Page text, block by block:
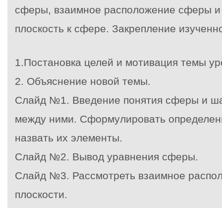
сферы, взаимное расположение сферы и
плоскость к сфере. Закрепление
1.Постановка целей и мотивация темы
2. Объяснение новой темы.
Слайд №1. Введение понятия сферы и
между ними. Сформулировать
назвать их элементы.
Слайд №2. Вывод уравнения сферы.
Слайд №3. Рассмотреть взаимное
плоскости.